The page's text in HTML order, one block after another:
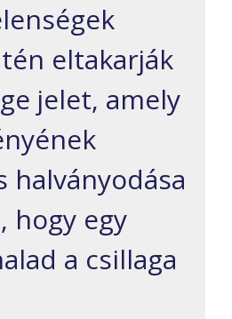
eltakarják
jelet, amely
halványodása
hogy egy
a csillaga